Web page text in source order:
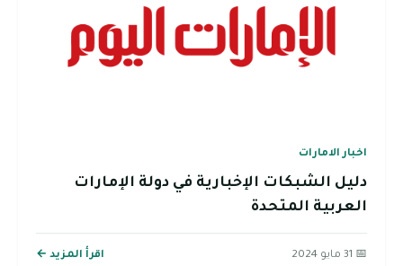
اخبار الامارات
دليل الشبكات الإخبارية في دولة الإمارات
العربية المتحدة
📅 31 مايو 2024 اقرأ المزيد ←